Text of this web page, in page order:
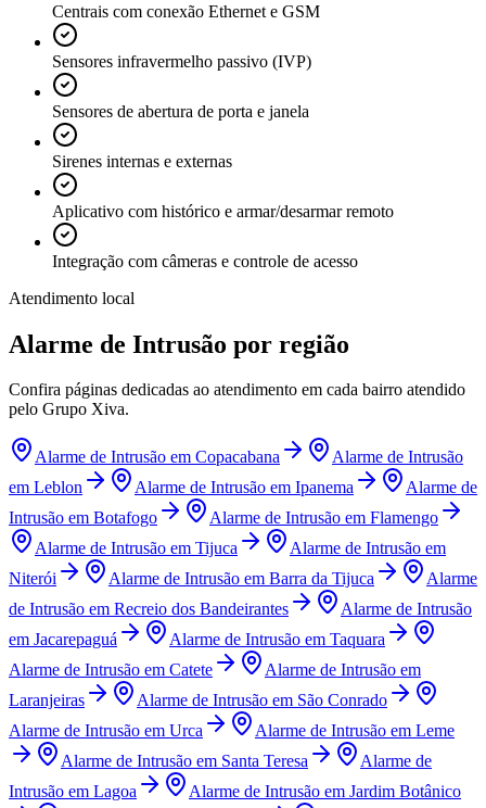
Centrais com conexão Ethernet e GSM
Sensores infravermelho passivo (IVP)
Sensores de abertura de porta e janela
Sirenes internas e externas
Aplicativo com histórico e armar/desarmar remoto
Integração com câmeras e controle de acesso
Atendimento local
Alarme de Intrusão por região
Confira páginas dedicadas ao atendimento em cada bairro atendido
pelo Grupo Xiva.
Alarme de Intrusão em Copacabana
Alarme de Intrusão
em Leblon Alarme de Intrusão em Ipanema
Alarme de
Intrusão em Botafogo Alarme de Intrusão em Flamengo
Alarme de Intrusão em Tijuca Alarme de Intrusão em
Niterói
Alarme de Intrusão em Barra da Tijuca
Alarme
de Intrusão em Recreio dos Bandeirantes
Alarme de Intrusão
em Jacarepaguá Alarme de Intrusão em Taquara
Alarme de Intrusão em Catete Alarme de Intrusão em
Laranjeiras
Alarme de Intrusão em São Conrado
Alarme de Intrusão em Urca Alarme de Intrusão em Leme
Alarme de Intrusão em Santa Teresa
Alarme de
Intrusão em Lagoa Alarme de Intrusão em Jardim Botânico